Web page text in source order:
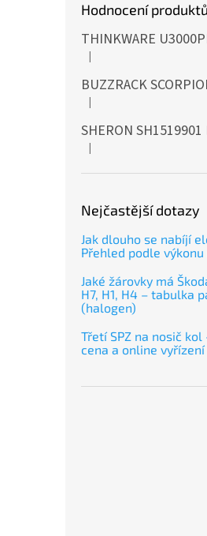
Hodnocení produktů
Hodnocení produktu je 5 z
|
BUZZRACK
Hodnocení produktu je 5 z
|
Hodnocení produktu je 5 z
|
Nejčastější dotazy
Jak dlouho se nabíjí
Přehled podle
Jaké žárovky má
H7, H1, H4 – tabulka
(halogen)
Třetí SPZ na nosič kol
cena a online vyřízení